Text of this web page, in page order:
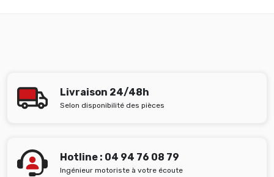
Livraison 24/48h
Selon disponibilité des pièces
Hotline : 04 94 76 08 79
Ingénieur motoriste à votre écoute